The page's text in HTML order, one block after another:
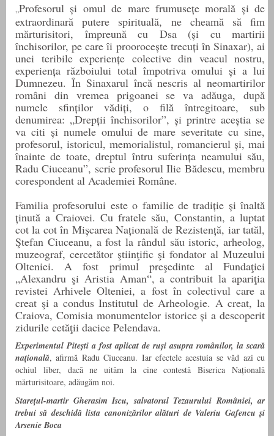
„Profesorul și omul de mare frumusețe morală și de
extraordinară putere spirituală, ne cheamă să fim
mărturisitori, împreună cu Dsa (și cu martirii
închisorilor, pe care îi proorocește trecuți în Sinaxar), ai
unei teribile experiențe colective din veacul nostru,
experiența războiului total împotriva omului și a lui
Dumnezeu. În Sinaxarul încă nescris al neomartirilor
români din vremea prigoanei se va adăuga, după
numele sfinților vădiți, o filă întregitoare, sub
denumirea: „Drepții închisorilor”, și printre aceștia se
va citi și numele omului de mare severitate cu sine,
profesorul, istoricul, memorialistul, romancierul și, mai
înainte de toate, dreptul întru suferința neamului său,
Radu Ciuceanu”, scrie profesorul Ilie Bădescu, membru
corespondent al Academiei Române.
Familia profesorului este o familie de tradiție și înaltă
ținută a Craiovei. Cu fratele său, Constantin, a luptat
cot la cot în Mișcarea Națională de Rezistență, iar tatăl,
Ştefan Ciuceanu, a fost la rândul săuistoric, arheolog,
muzeograf, cercetător ştiinţific şi fondator al Muzeului
Olteniei. A fost primul preşedinte al Fundaţiei
„Alexandru şi Aristia Aman“, a contribuit la apariţia
revistei Arhivele Olteniei, a fost în colectivul care a
creat şi a condus Institutul de Arheologie. A creat, la
Craiova, Comisia monumentelor istorice și a descoperit
zidurile cetăţii dacice Pelendava.
Experimentul Pitești a fost aplicat de ruși asupra românilor, la scară
națională, afirmă Radu Ciuceanu. Iar efectele acestuia se văd azi cu
ochiul liber, dacă ne uităm la cine contestă Biserica Națională
mărturisitoare, adăugăm noi.
Starețul-martir Gherasim Iscu, salvatorul Tezaurului României, ar
trebui să deschidă lista canonizărilor alături de Valeriu Gafencu și
Arsenie Boca